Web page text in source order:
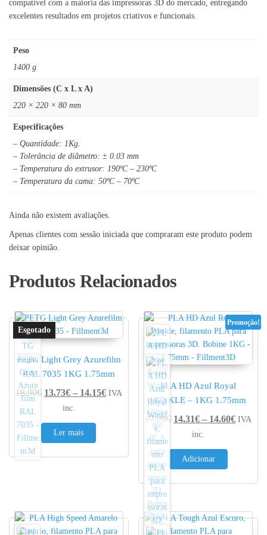
compatível com a maioria das impressoras 3D do mercado, entregando
excelentes resultados em projetos criativos e funcionais.
Peso
1400 g
Dimensões (C x L x A)
220 × 220 × 80 mm
Especificações
– Quantidade: 1Kg.
– Tolerância de diâmetro: ± 0.03 mm
– Temperatura do extrusor: 190ºC – 230ºC
– Temperatura da cama: 50ºC – 70ºC
Ainda não existem avaliações.
Apenas clientes com sessão iniciada que compraram este produto podem
deixar opinião.
Produtos Relacionados
PETG Light Grey Azurefilm
RAL 7035 1KG 1.75mm
18.90€ 13.73€ – 14.15€Price range: 13.73€ through 14.15€
IVA
inc.
Ler mais
Promoção!
PLA HD Azul Royal
WINKLE – 1KG 1.75mm
17.20€ 14.31€ – 14.60€Price
IVA
inc.
Adicionar